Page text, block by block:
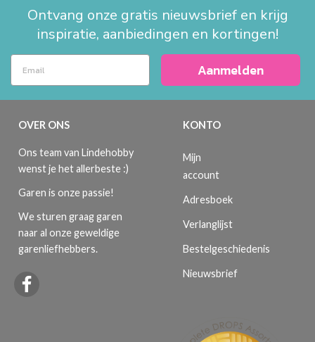
Ontvang onze gratis nieuwsbrief en krijg
inspiratie, aanbiedingen en kortingen!
Aanmelden
OVER ONS
Ons team van Lindehobby
wenst je het allerbeste :)
Garen is onze passie!
We sturen graag garen
naar al onze geweldige
garenliefhebbers.
KONTO
Mijn
account
Adresboek
Verlanglijst
Bestelgeschiedenis
Nieuwsbrief